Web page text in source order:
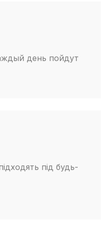
день пойдут
під будь-